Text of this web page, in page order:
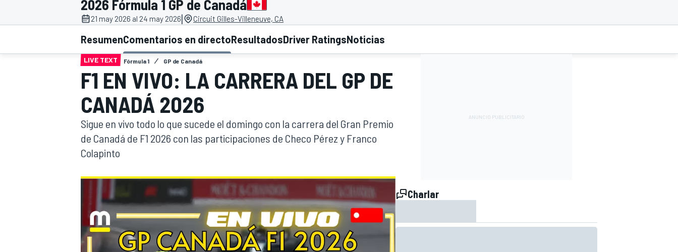
FÓRMULA E MOTO
NASCAR INDYCAR SPORTSCAR RALLYTURISMO
2026 Fórmula 1 GP de Canadá
21 may 2026 al 24 may 2026| Circuit Gilles-Villeneuve, CA
ResumenComentarios en directoResultadosDriver RatingsNoticias
LIVE TEXT Fórmula 1 GP de Canadá
F1 EN VIVO: LA CARRERA DEL GP DE
CANADÁ 2026
Sigue en vivo todo lo que sucede el domingo con la carrera del Gran Premio
de Canadá de F1 2026 con las participaciones de Checo Pérez y Franco
Colapinto
Charlar